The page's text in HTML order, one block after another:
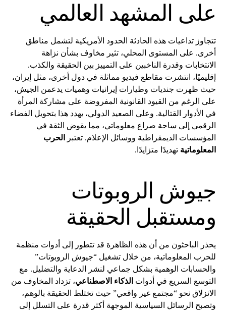
على المشهد العالمي
تتجاوز تداعيات هذه الحادثة الحدود الأمريكية لتشمل مناطق
أخرى. على المستوى المحلي، تثير مخاوف بشأن نزاهة
الانتخابات وقدرة الناخبين على التمييز بين الحقيقة والكذب.
إقليميًا، انتشرت مقاطع فيديو مماثلة في دول أخرى، مثل إيران،
حيث ظهرت جنديات وطيارات إيرانيات وهميات يدعمن الجيش،
على الرغم من القيود القانونية المفروضة على مشاركة المرأة
في الأدوار القتالية. وعلى الصعيد الدولي، يهدد هذا بتحويل الفضاء
الرقمي إلى ساحة صراع معلوماتي، مما يقوض الثقة في
المؤسسات الديمقراطية ووسائل الإعلام. تعتبر
الحرب
المعلوماتية تهديدًا متزايدًا.
جيوش الروبوتات
ومستقبل الحقيقة
يحذر الباحثون من أن هذه الظاهرة قد تتطور إلى أدوات منظمة
للحرب المعلوماتية، من خلال تشغيل “جيوش الروبوتات”
والحسابات الوهمية بشكل جماعي لنشر الدعاية والتضليل. مع
التوسع السريع في أدوات الذكاء الاصطناعي، تزداد المخاوف من
الانزلاق نحو “مجتمع غير واقعي” حيث تختلط الحقيقة بالوهم،
وتصبح الرسائل السياسية الموجهة أكثر قدرة على التسلل إلى